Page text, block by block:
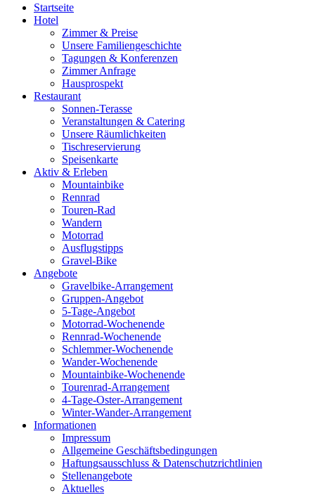
Startseite
Hotel
Zimmer & Preise
Unsere Familiengeschichte
Tagungen & Konferenzen
Zimmer Anfrage
Hausprospekt
Restaurant
Sonnen-Terasse
Veranstaltungen & Catering
Unsere Räumlichkeiten
Tischreservierung
Speisenkarte
Aktiv & Erleben
Mountainbike
Rennrad
Touren-Rad
Wandern
Motorrad
Ausflugstipps
Gravel-Bike
Angebote
Gravelbike-Arrangement
Gruppen-Angebot
5-Tage-Angebot
Motorrad-Wochenende
Rennrad-Wochenende
Schlemmer-Wochenende
Wander-Wochenende
Mountainbike-Wochenende
Tourenrad-Arrangement
4-Tage-Oster-Arrangement
Winter-Wander-Arrangement
Informationen
Impressum
Allgemeine Geschäftsbedingungen
Haftungsausschluss & Datenschutzrichtlinien
Stellenangebote
Aktuelles